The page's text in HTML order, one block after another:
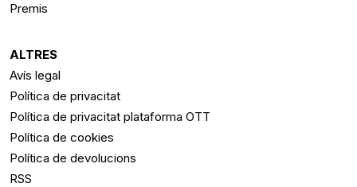
Premis
ALTRES
Avís legal
Política de privacitat
Política de privacitat plataforma OTT
Política de cookies
Política de devolucions
RSS